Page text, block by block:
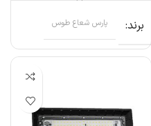
برند پارس شعاع طوس